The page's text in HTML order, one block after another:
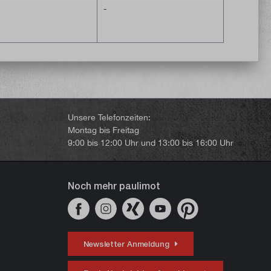
werden. Bei Frost
verwendet werden. Bei Frost
-
Unsere Telefonzeiten:
Montag bis Freitag
9:00 bis 12:00 Uhr und 13:00 bis 16:00 Uhr
Noch mehr paulimot
Newsletter Anmeldung